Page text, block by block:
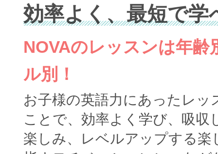
効率よく、最短で学
NOVAのレッスンは年齢
ル別！
お子様の英語力にあったレッ
ことで、効率よく学び、吸収
楽しみ、レベルアップする楽